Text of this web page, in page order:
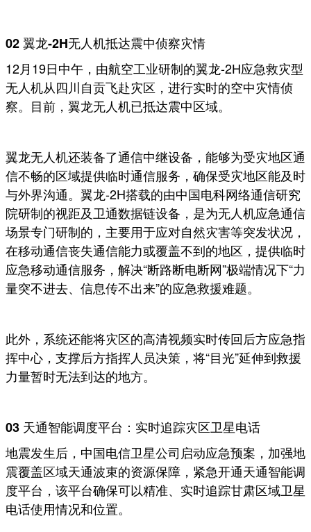
02 翼龙-2H无人机抵达震中侦察灾情
12月19日中午，由航空工业研制的翼龙-2H应急救灾型
无人机从四川自贡飞赴灾区，进行实时的空中灾情侦
察。目前，翼龙无人机已抵达震中区域。
翼龙无人机还装备了通信中继设备，能够为受灾地区通
信不畅的区域提供临时通信服务，确保受灾地区能及时
与外界沟通。翼龙-2H搭载的由中国电科网络通信研究
院研制的视距及卫通数据链设备，是为无人机应急通信
场景专门研制的，主要用于应对自然灾害等突发状况，
在移动通信丧失通信能力或覆盖不到的地区，提供临时
应急移动通信服务，解决“断路断电断网”极端情况下“力
量突不进去、信息传不出来”的应急救援难题。
此外，系统还能将灾区的高清视频实时传回后方应急指
挥中心，支撑后方指挥人员决策，将“目光”延伸到救援
力量暂时无法到达的地方。
03 天通智能调度平台：实时追踪灾区卫星电话
地震发生后，中国电信卫星公司启动应急预案，加强地
震覆盖区域天通波束的资源保障，紧急开通天通智能调
度平台，该平台确保可以精准、实时追踪甘肃区域卫星
电话使用情况和位置。